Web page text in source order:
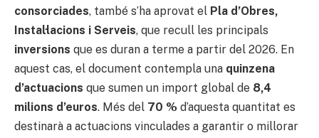
consorciades, també s’ha aprovat el Pla d’Obres,
Instal·lacions i Serveis, que recull les principals
inversions que es duran a terme a partir del 2026. En
aquest cas, el document contempla una quinzena
d’actuacions que sumen un import global de 8,4
milions d’euros. Més del 70 % d’aquesta quantitat es
destinarà a actuacions vinculades a garantir o millorar